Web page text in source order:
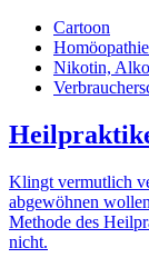
Cartoon
Nikotin,
Klingt vermutlich
abgewöhnen
Methode des
nicht.